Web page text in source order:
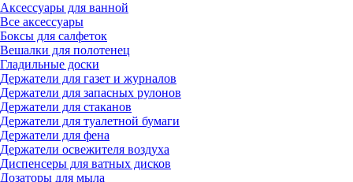
Аксессуары для ванной
Все аксессуары
Боксы для салфеток
Вешалки для полотенец
Гладильные доски
Держатели для газет и журналов
Держатели для запасных рулонов
Держатели для стаканов
Держатели для туалетной бумаги
Держатели для фена
Держатели освежителя воздуха
Диспенсеры для ватных дисков
Дозаторы для мыла